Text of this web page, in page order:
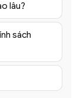
lâu?
sách